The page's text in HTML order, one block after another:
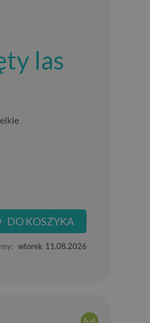
las
DO KOSZYKA
wtorek 11.08.2026